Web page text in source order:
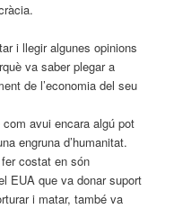
i llegir algunes opinions
va saber plegar a
de l’economia del seu
avui encara algú pot
engruna d’humanitat.
costat en són
EUA que va donar suport
i matar, també va